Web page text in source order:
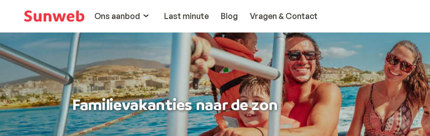
Ons aanbod
Last minute Blog Vragen & Contact
Familievakanties naar de zon